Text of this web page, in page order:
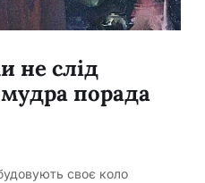
не слід
порада
своє коло